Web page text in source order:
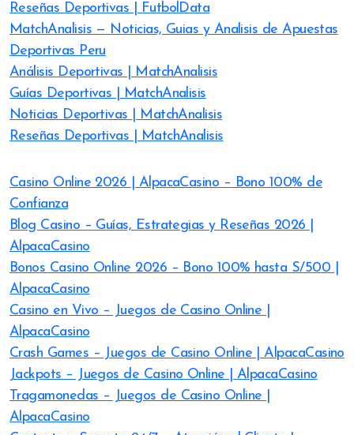
Reseñas Deportivas | FutbolData
MatchAnalisis — Noticias, Guias y Analisis de Apuestas
Deportivas Peru
Análisis Deportivas | MatchAnalisis
Guías Deportivas | MatchAnalisis
Noticias Deportivas | MatchAnalisis
Reseñas Deportivas | MatchAnalisis
Casino Online 2026 | AlpacaCasino – Bono 100% de
Confianza
Blog Casino – Guías, Estrategias y Reseñas 2026 |
AlpacaCasino
Bonos Casino Online 2026 – Bono 100% hasta S/500 |
AlpacaCasino
Casino en Vivo – Juegos de Casino Online |
AlpacaCasino
Crash Games – Juegos de Casino Online | AlpacaCasino
Jackpots – Juegos de Casino Online | AlpacaCasino
Tragamonedas – Juegos de Casino Online |
AlpacaCasino